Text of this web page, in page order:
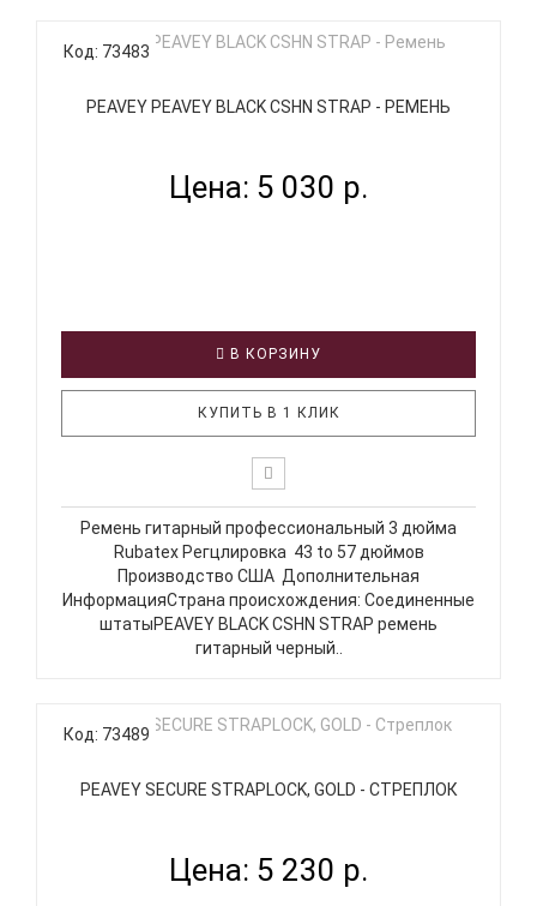
Код: 73483
PEAVEY PEAVEY BLACK CSHN STRAP - РЕМЕНЬ
Цена: 5 030 р.
В КОРЗИНУ
КУПИТЬ В 1 КЛИК
Ремень гитарный профессиональный 3 дюйма
Rubatex Регцлировка 43 to 57 дюймов
Производство США Дополнительная
ИнформацияСтрана происхождения: Соединенные
штатыPEAVEY BLACK CSHN STRAP ремень
гитарный черный..
Код: 73489
PEAVEY SECURE STRAPLOCK, GOLD - СТРЕПЛОК
Цена: 5 230 р.